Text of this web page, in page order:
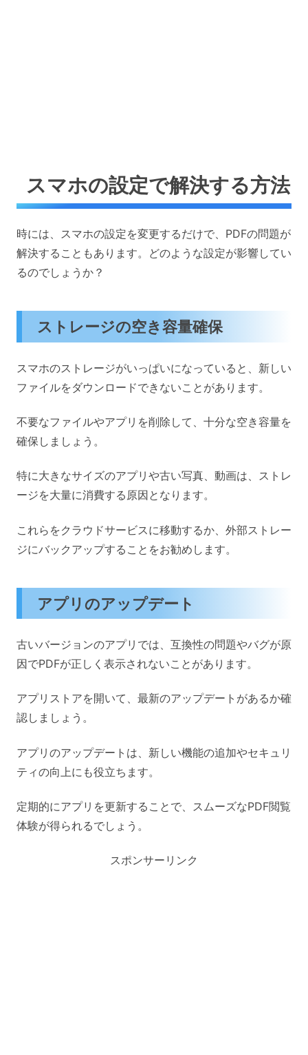
スマホの設定で解決する方法
時には、スマホの設定を変更するだけで、PDFの問題が
解決することもあります。どのような設定が影響してい
るのでしょうか？
ストレージの空き容量確保
スマホのストレージがいっぱいになっていると、新しい
ファイルをダウンロードできないことがあります。
不要なファイルやアプリを削除して、十分な空き容量を
確保しましょう。
特に大きなサイズのアプリや古い写真、動画は、ストレ
ージを大量に消費する原因となります。
これらをクラウドサービスに移動するか、外部ストレー
ジにバックアップすることをお勧めします。
アプリのアップデート
古いバージョンのアプリでは、互換性の問題やバグが原
因でPDFが正しく表示されないことがあります。
アプリストアを開いて、最新のアップデートがあるか確
認しましょう。
アプリのアップデートは、新しい機能の追加やセキュリ
ティの向上にも役立ちます。
定期的にアプリを更新することで、スムーズなPDF閲覧
体験が得られるでしょう。
スポンサーリンク